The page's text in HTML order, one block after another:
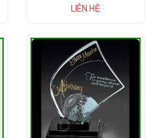
LIÊN HỆ